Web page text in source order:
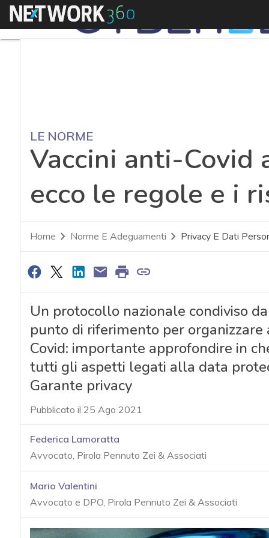
Menu
LE NORME
Vaccini anti-Covid
ecco le regole e i
Home Norme E Adeguamenti Privacy E Dati
Un protocollo nazionale condiviso
punto di riferimento per
Covid: importante approfondire in
tutti gli aspetti legati alla data
Garante privacy
Pubblicato il 25 Ago 2021
Federica Lamoratta
Avvocato, Pirola Pennuto Zei & Associati
Mario Valentini
Avvocato e DPO, Pirola Pennuto Zei & Associati